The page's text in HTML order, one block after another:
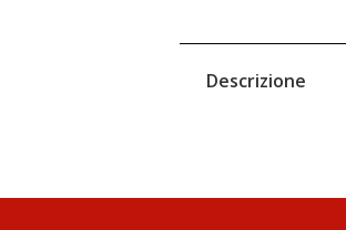
Descrizione